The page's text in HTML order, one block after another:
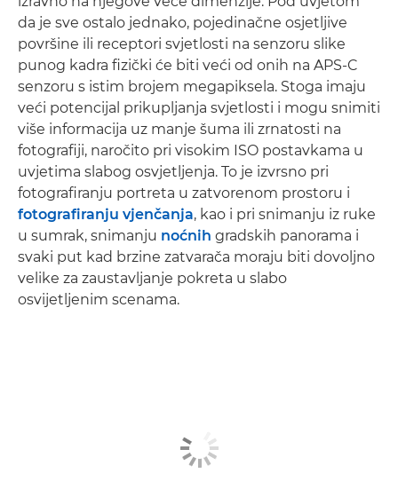
da je sve ostalo jednako, pojedinačne osjetljive
površine ili receptori svjetlosti na senzoru slike
punog kadra fizički će biti veći od onih na APS-C
senzoru s istim brojem megapiksela. Stoga imaju
veći potencijal prikupljanja svjetlosti i mogu snimiti
više informacija uz manje šuma ili zrnatosti na
fotografiji, naročito pri visokim ISO postavkama u
uvjetima slabog osvjetljenja. To je izvrsno pri
fotografiranju portreta u zatvorenom prostoru i
fotografiranju vjenčanja, kao i pri snimanju iz ruke
u sumrak, snimanju noćnih gradskih panorama i
svaki put kad brzine zatvarača moraju biti dovoljno
velike za zaustavljanje pokreta u slabo
osvijetljenim scenama.